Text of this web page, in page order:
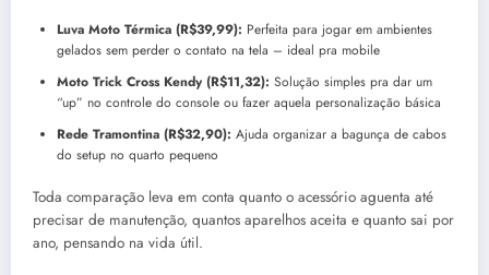
Luva Moto Térmica (R$39,99): Perfeita para jogar em ambientes
gelados sem perder o contato na tela – ideal pra mobile
Moto Trick Cross Kendy (R$11,32): Solução simples pra dar um
“up” no controle do console ou fazer aquela personalização básica
Rede Tramontina (R$32,90): Ajuda organizar a bagunça de cabos
do setup no quarto pequeno
Toda comparação leva em conta quanto o acessório aguenta até
precisar de manutenção, quantos aparelhos aceita e quanto sai por
ano, pensando na vida útil.